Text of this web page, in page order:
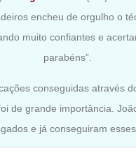
encheu de orgulho o
muito confiantes e
parabéns”.
conseguidas através
de grande importância.
e já conseguiram